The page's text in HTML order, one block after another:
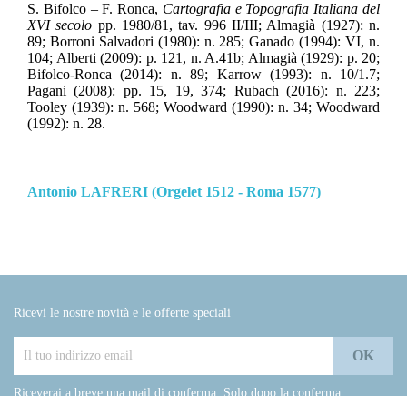
S. Bifolco – F. Ronca, Cartografia e Topografia Italiana del
XVI secolo pp. 1980/81, tav. 996 II/III; Almagià (1927): n.
89; Borroni Salvadori (1980): n. 285; Ganado (1994): VI, n.
104; Alberti (2009): p. 121, n. A.41b; Almagià (1929): p. 20;
Bifolco-Ronca (2014): n. 89; Karrow (1993): n. 10/1.7;
Pagani (2008): pp. 15, 19, 374; Rubach (2016): n. 223;
Tooley (1939): n. 568; Woodward (1990): n. 34; Woodward
(1992): n. 28.
Antonio LAFRERI (Orgelet 1512 - Roma 1577)
Ricevi le nostre novità e le offerte speciali
Riceverai a breve una mail di conferma. Solo dopo la conferma